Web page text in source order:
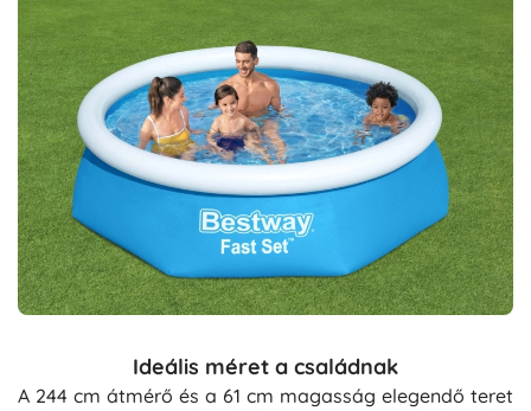
Ideális méret a családnak
A 244 cm átmérő és a 61 cm magasság elegendő teret